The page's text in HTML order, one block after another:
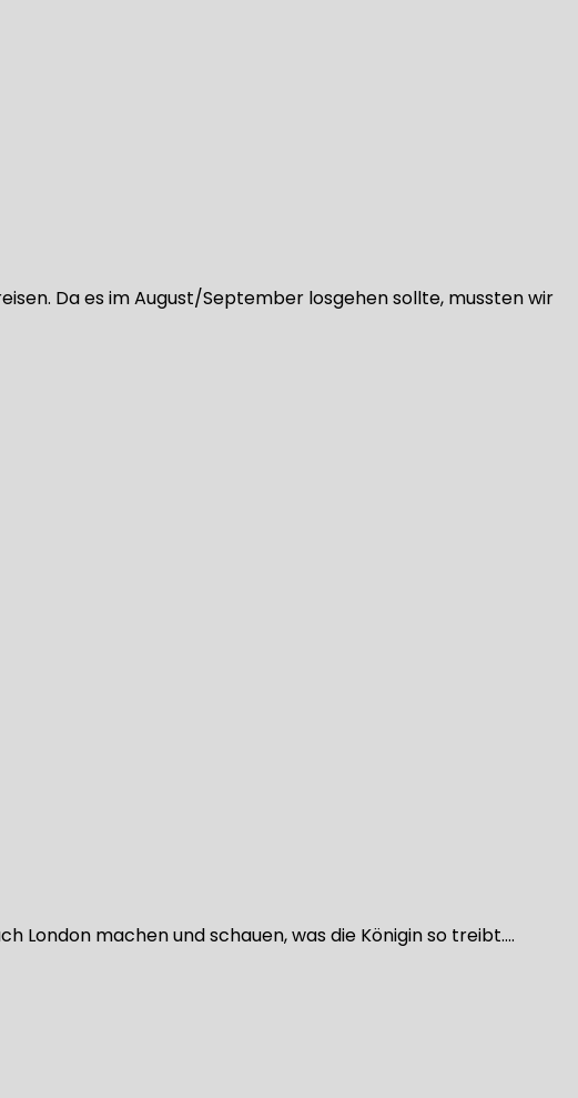
Da es im August/September losgehen sollte, mussten wir
London machen und schauen, was die Königin so treibt….